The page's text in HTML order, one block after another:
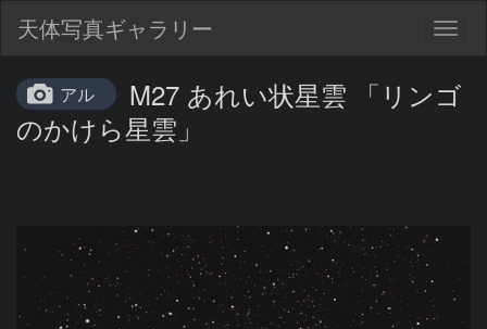
天体写真ギャラリー
アル
M27 あれい状星雲 「リンゴ
のかけら星雲」